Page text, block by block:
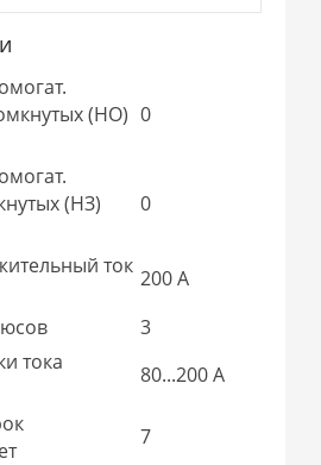
(НО) 0
(НЗ)
0
ток 200 А
3
тока
80...200 А
7